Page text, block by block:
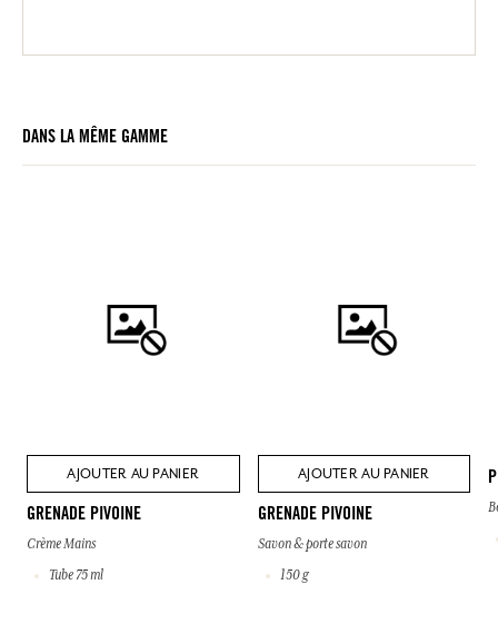
DANS LA MÊME GAMME
AJOUTER AU PANIER
GRENADE PIVOINE
Crème Mains
Tube 75 ml
AJOUTER AU PANIER
GRENADE PIVOINE
Savon & porte savon
150 g